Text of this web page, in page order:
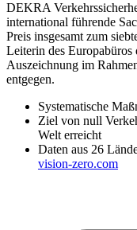
DEKRA
international führende
Preis insgesamt zum
Leiterin des
Auszeichnung im
entgegen.
Systematische
Ziel von null
Welt erreicht
Daten aus 26
vision-zero.com